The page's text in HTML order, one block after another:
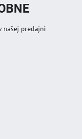
našej predajni